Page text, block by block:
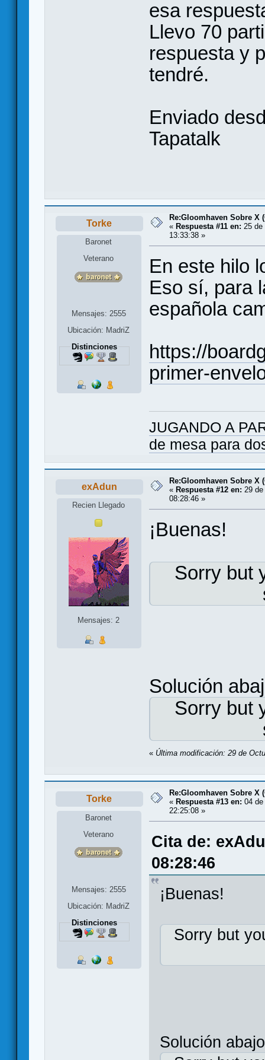
esa
Llevo 70
respuesta y
tendré.
Enviado
Tapatalk
Torke
Baronet
Veterano
Mensajes: 2555
Ubicación: MadriZ
Distinciones
Re:Gloomhaven Sobre X
« Respuesta #11 en: 25 de
13:33:38 »
En este hilo
Eso sí, para
española
https://
primer-
JUGANDO A
de mesa para
exAdun
Recien Llegado
Mensajes: 2
Re:Gloomhaven Sobre X
« Respuesta #12 en: 29
08:28:46 »
¡Buenas!
Sorry but
Solución
Sorry but
« Última modificación: 29 de
Torke
Baronet
Veterano
Mensajes: 2555
Ubicación: MadriZ
Distinciones
Re:Gloomhaven Sobre X
« Respuesta #13 en: 04
22:25:08 »
Cita de:
08:28:46
¡Buenas!
Sorry but
Solución